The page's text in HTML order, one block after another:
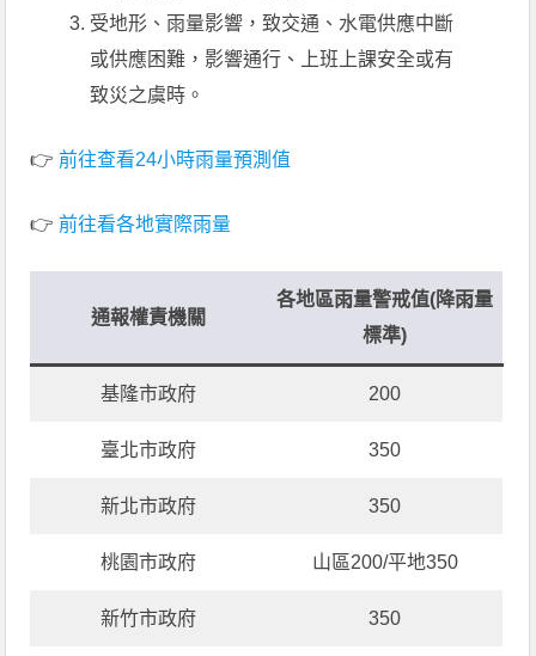
受地形、雨量影響，致交通、水電供應中斷
或供應困難，影響通行、上班上課安全或有
致災之虞時。
👉前往查看24小時雨量預測值
👉前往看各地實際雨量
通報權責機關
各地區雨量警戒值(降雨量
標準)
基隆市政府 200
臺北市政府 350
新北市政府 350
桃園市政府 山區200/平地350
新竹市政府 350